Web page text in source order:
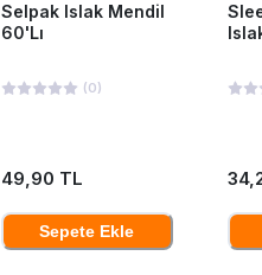
Selpak Islak Mendil
60'Lı
(0)
49,90 TL
Sepete Ekle